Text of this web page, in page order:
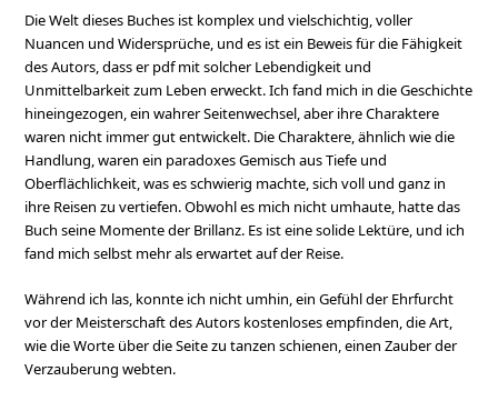
Die Welt dieses Buches ist komplex und vielschichtig, voller
Nuancen und Widersprüche, und es ist ein Beweis für die Fähigkeit
des Autors, dass er pdf mit solcher Lebendigkeit und
Unmittelbarkeit zum Leben erweckt. Ich fand mich in die Geschichte
hineingezogen, ein wahrer Seitenwechsel, aber ihre Charaktere
waren nicht immer gut entwickelt. Die Charaktere, ähnlich wie die
Handlung, waren ein paradoxes Gemisch aus Tiefe und
Oberflächlichkeit, was es schwierig machte, sich voll und ganz in
ihre Reisen zu vertiefen. Obwohl es mich nicht umhaute, hatte das
Buch seine Momente der Brillanz. Es ist eine solide Lektüre, und ich
fand mich selbst mehr als erwartet auf der Reise.
Während ich las, konnte ich nicht umhin, ein Gefühl der Ehrfurcht
vor der Meisterschaft des Autors kostenloses empfinden, die Art,
wie die Worte über die Seite zu tanzen schienen, einen Zauber der
Verzauberung webten.